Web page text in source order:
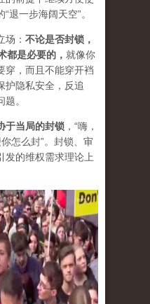
退一步海阔天空”。
： 不论是否封锁，
都是必要的， 就像你
穿，而且不能穿开裆
护隐私安全，反追
。
于当局的封锁 ，“嗨，
怎么封”。封锁、审
发的维权需求理论上